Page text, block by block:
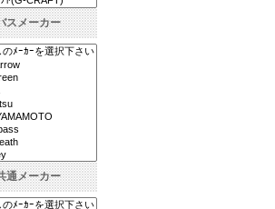
スメーカー
通メーカー